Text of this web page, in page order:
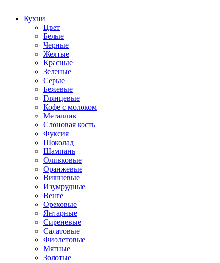
Кухни
Цвет
Белые
Черные
Желтые
Красные
Зеленые
Серые
Бежевые
Глянцевые
Кофе с молоком
Металлик
Слоновая кость
Фуксия
Шоколад
Шампань
Оливковые
Оранжевые
Вишневые
Изумрудные
Венге
Ореховые
Янтарные
Сиреневые
Салатовые
Фиолетовые
Мятные
Золотые